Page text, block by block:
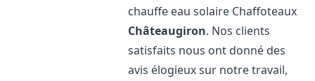
chauffe eau solaire Chaffoteaux
Châteaugiron. Nos clients
satisfaits nous ont donné des
avis élogieux sur notre travail,